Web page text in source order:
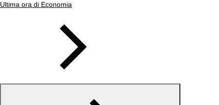
Ultima ora di Economia